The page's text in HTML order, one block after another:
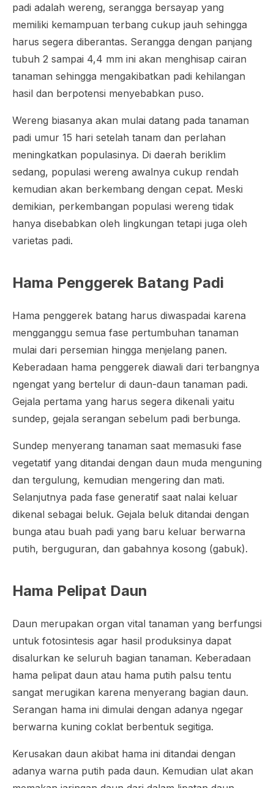
padi adalah wereng, serangga bersayap yang
memiliki kemampuan terbang cukup jauh sehingga
harus segera diberantas. Serangga dengan panjang
tubuh 2 sampai 4,4 mm ini akan menghisap cairan
tanaman sehingga mengakibatkan padi kehilangan
hasil dan berpotensi menyebabkan puso.
Wereng biasanya akan mulai datang pada tanaman
padi umur 15 hari setelah tanam dan perlahan
meningkatkan populasinya. Di daerah beriklim
sedang, populasi wereng awalnya cukup rendah
kemudian akan berkembang dengan cepat. Meski
demikian, perkembangan populasi wereng tidak
hanya disebabkan oleh lingkungan tetapi juga oleh
varietas padi.
Hama Penggerek Batang Padi
Hama penggerek batang harus diwaspadai karena
mengganggu semua fase pertumbuhan tanaman
mulai dari persemian hingga menjelang panen.
Keberadaan hama penggerek diawali dari terbangnya
ngengat yang bertelur di daun-daun tanaman padi.
Gejala pertama yang harus segera dikenali yaitu
sundep, gejala serangan sebelum padi berbunga.
Sundep menyerang tanaman saat memasuki fase
vegetatif yang ditandai dengan daun muda menguning
dan tergulung, kemudian mengering dan mati.
Selanjutnya pada fase generatif saat nalai keluar
dikenal sebagai beluk. Gejala beluk ditandai dengan
bunga atau buah padi yang baru keluar berwarna
putih, berguguran, dan gabahnya kosong (gabuk).
Hama Pelipat Daun
Daun merupakan organ vital tanaman yang berfungsi
untuk fotosintesis agar hasil produksinya dapat
disalurkan ke seluruh bagian tanaman. Keberadaan
hama pelipat daun atau hama putih palsu tentu
sangat merugikan karena menyerang bagian daun.
Serangan hama ini dimulai dengan adanya ngegar
berwarna kuning coklat berbentuk segitiga.
Kerusakan daun akibat hama ini ditandai dengan
adanya warna putih pada daun. Kemudian ulat akan